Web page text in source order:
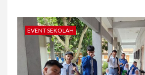
EVENT SEKOLAH